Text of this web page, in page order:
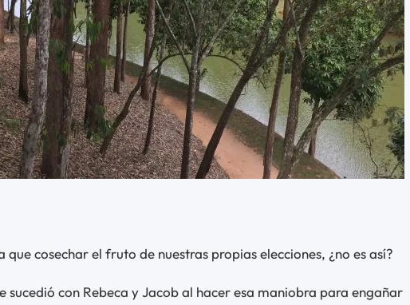
que cosechar el fruto de nuestras propias elecciones, ¿no es así?
sucedió con Rebeca y Jacob al hacer esa maniobra para engañar